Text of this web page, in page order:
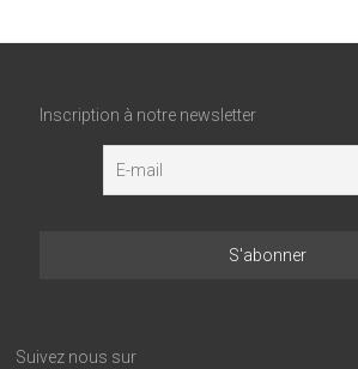
Inscription à notre newsletter
Suivez nous sur